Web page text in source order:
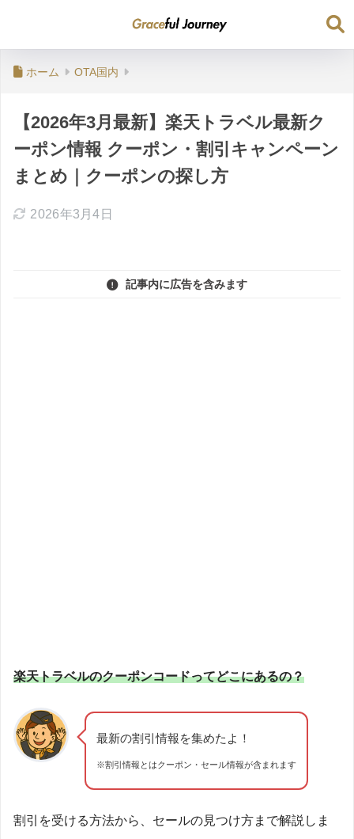
ホーム OTA国内
【2026年3月最新】楽天トラベル最新ク
ーポン情報 クーポン・割引キャンペーン
まとめ｜クーポンの探し方
2026年3月4日
記事内に広告を含みます
楽天トラベルのクーポンコードってどこにあるの？
最新の割引情報を集めたよ！
※割引情報とはクーポン・セール情報が含まれます
割引を受ける方法から、セールの見つけ方まで解説しま